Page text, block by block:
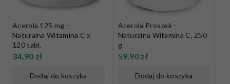
Acerola 125 mg –
Naturalna Witamina C x
120 tabl.
34,90 zł
Dodaj do koszyka
Acerola Proszek –
Naturalna Witamina C, 250
g
59,90 zł
Dodaj do koszyka